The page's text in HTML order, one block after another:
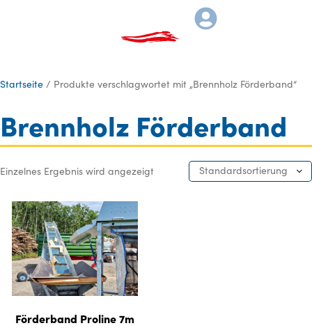
Startseite / Produkte verschlagwortet mit „Brennholz Förderband“
Brennholz Förderband
Einzelnes Ergebnis wird angezeigt Standardsortierung
Förderband Proline 7m